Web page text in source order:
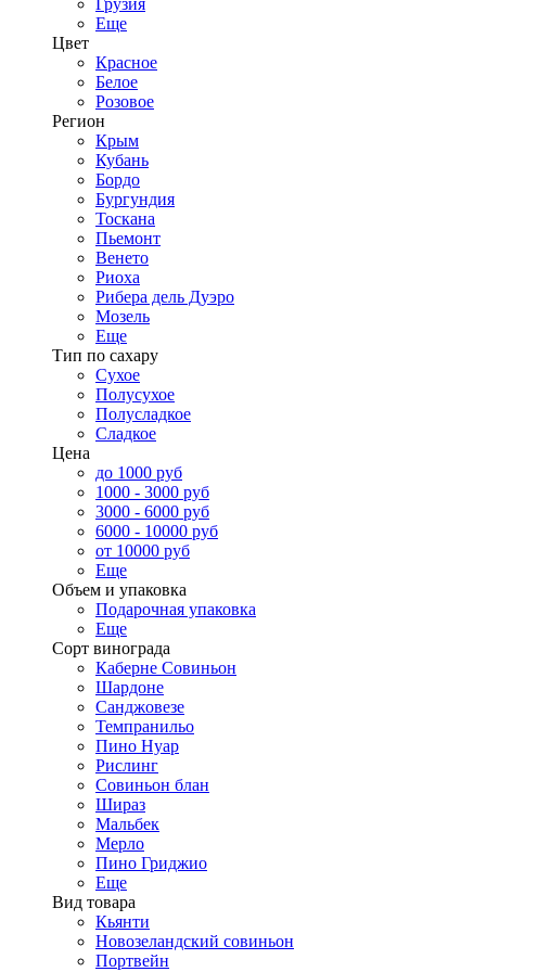
Грузия
Еще
Цвет
Красное
Белое
Розовое
Регион
Крым
Кубань
Бордо
Бургундия
Тоскана
Пьемонт
Венето
Риоха
Рибера дель Дуэро
Мозель
Еще
Тип по сахару
Сухое
Полусухое
Полусладкое
Сладкое
Цена
до 1000 руб
1000 - 3000 руб
3000 - 6000 руб
6000 - 10000 руб
от 10000 руб
Еще
Объем и упаковка
Подарочная упаковка
Еще
Сорт винограда
Каберне Совиньон
Шардоне
Санджовезе
Темпранильо
Пино Нуар
Рислинг
Совиньон блан
Шираз
Мальбек
Мерло
Пино Гриджио
Еще
Вид товара
Кьянти
Новозеландский совиньон
Портвейн